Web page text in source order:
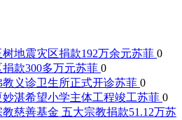
地震灾区捐款192万余元苏菲 0
款300多万元苏菲 0
义诊卫生所正式开诊苏菲 0
湛希望小学主体工程竣工苏菲 0
慈善基金 五大宗教捐款51.12万苏